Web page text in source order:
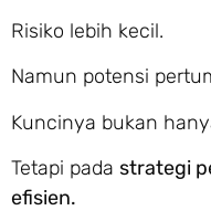
Risiko lebih kecil.
Namun potensi
Kuncinya bukan
Tetapi pada strategi
efisien.